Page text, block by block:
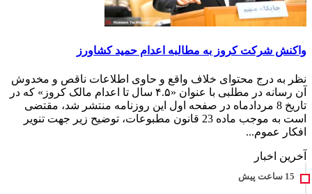
واکنش شرکت کروز به مطالبه اعدام حمید کشاورز
نظر به درج محتوای خلاف واقع و حاوی اطلاعات ناقص و مخدوش
آن رسانه در مطلبی با عنوان «۴.۵ سال تا اعدام مالک کروز» که در
تاریخ 8 مردادماه در صفحه اول این روزنامه منتشر شد، مقتضی
است به موجب ماده 23 قانون مطبوعات، توضیح زیر جهت تنویر
افکار عموم...
آخرین اخبار